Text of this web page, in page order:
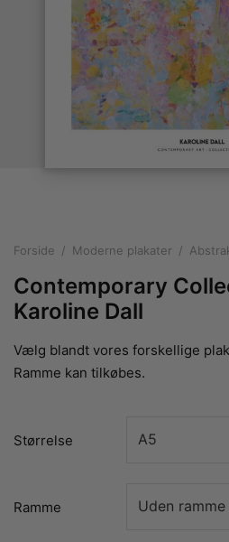
Forside / Moderne plakater /
Contemporary
Karoline Dall
Vælg blandt vores forskellige
Ramme kan tilkøbes.
Størrelse
Ramme
i pastelfarver
plakater
til sommerhuset
med kvinder